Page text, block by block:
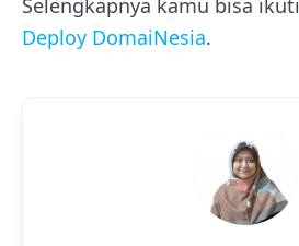
Selengkapnya kamu bisa ikuti
Deploy DomaiNesia.